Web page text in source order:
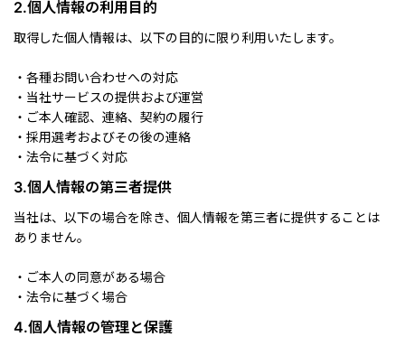
2.個人情報の利用目的
取得した個人情報は、以下の目的に限り利用いたします。
・各種お問い合わせへの対応
・当社サービスの提供および運営
・ご本人確認、連絡、契約の履行
・採用選考およびその後の連絡
・法令に基づく対応
3.個人情報の第三者提供
当社は、以下の場合を除き、個人情報を第三者に提供することは
ありません。
・ご本人の同意がある場合
・法令に基づく場合
4.個人情報の管理と保護